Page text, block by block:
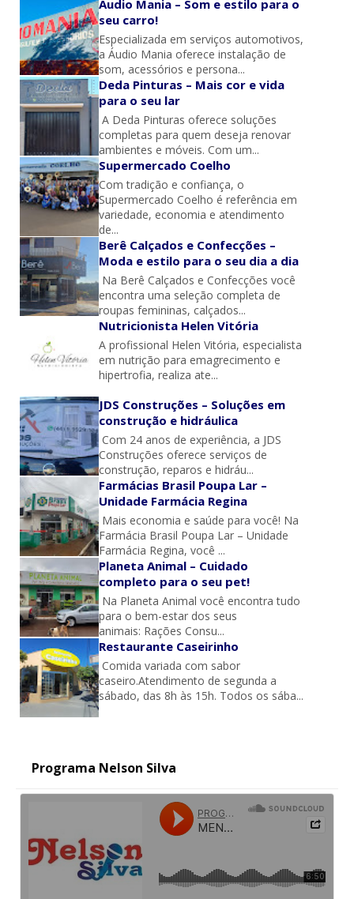
Áudio Mania – Som e estilo para o
seu carro!
Especializada em serviços automotivos,
a Áudio Mania oferece instalação de
som, acessórios e persona...
Deda Pinturas – Mais cor e vida
para o seu lar
A Deda Pinturas oferece soluções
completas para quem deseja renovar
ambientes e móveis. Com um...
Supermercado Coelho
Com tradição e confiança, o
Supermercado Coelho é referência em
variedade, economia e atendimento
de...
Berê Calçados e Confecções –
Moda e estilo para o seu dia a dia
Na Berê Calçados e Confecções você
encontra uma seleção completa de
roupas femininas, calçados...
Nutricionista Helen Vitória
A profissional Helen Vitória, especialista
em nutrição para emagrecimento e
hipertrofia, realiza ate...
JDS Construções – Soluções em
construção e hidráulica
Com 24 anos de experiência, a JDS
Construções oferece serviços de
construção, reparos e hidráu...
Farmácias Brasil Poupa Lar –
Unidade Farmácia Regina
Mais economia e saúde para você! Na
Farmácia Brasil Poupa Lar – Unidade
Farmácia Regina, você ...
Planeta Animal – Cuidado
completo para o seu pet!
Na Planeta Animal você encontra tudo
para o bem-estar dos seus
animais: Rações Consu...
Restaurante Caseirinho
Comida variada com sabor
caseiro.Atendimento de segunda a
sábado, das 8h às 15h. Todos os sába...
Programa Nelson Silva